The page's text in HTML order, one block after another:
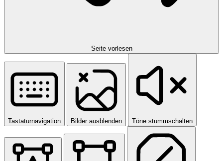
Seite vorlesen
Tastaturnavigation Bilder ausblenden Töne stummschalten